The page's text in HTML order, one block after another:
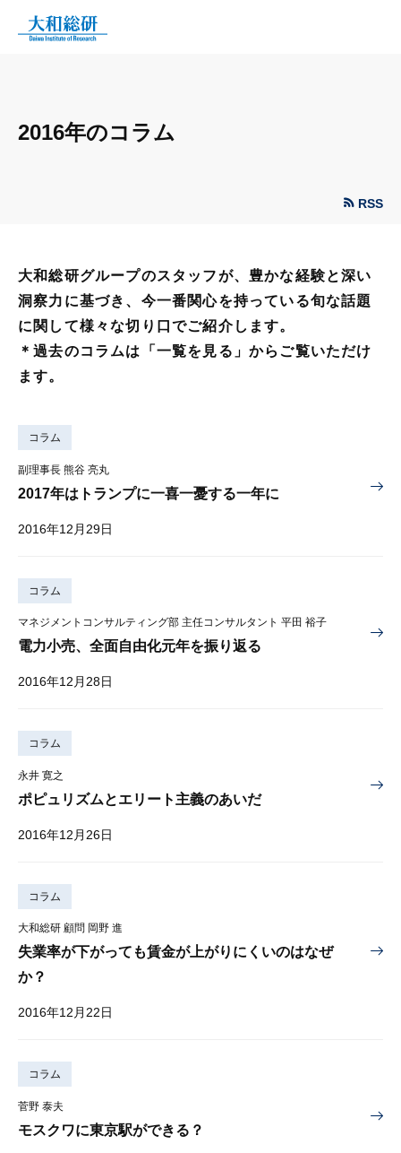
2016年のコラム
RSS
大和総研グループのスタッフが、豊かな経験と深い
洞察力に基づき、今一番関心を持っている旬な話題
に関して様々な切り口でご紹介します。
＊過去のコラムは「一覧を見る」からご覧いただけ
ます。
コラム
副理事長 熊谷 亮丸
2017年はトランプに一喜一憂する一年に
2016年12月29日
コラム
マネジメントコンサルティング部 主任コンサルタント 平田 裕子
電力小売、全面自由化元年を振り返る
2016年12月28日
コラム
永井 寛之
ポピュリズムとエリート主義のあいだ
2016年12月26日
コラム
大和総研 顧問 岡野 進
失業率が下がっても賃金が上がりにくいのはなぜ
か？
2016年12月22日
コラム
菅野 泰夫
モスクワに東京駅ができる？